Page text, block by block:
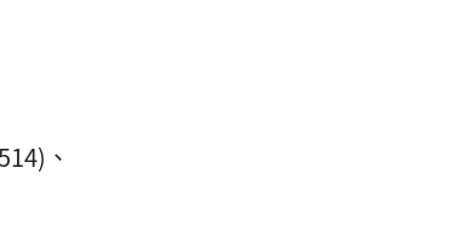
、